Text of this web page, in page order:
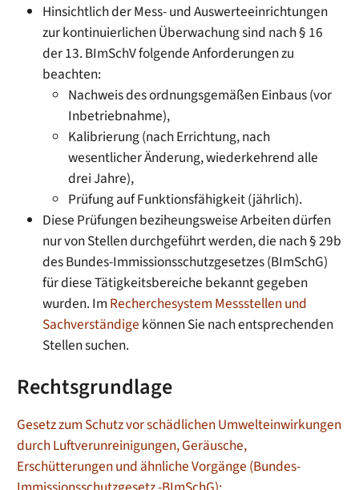
Hinsichtlich der Mess- und Auswerteeinrichtungen
zur kontinuierlichen Überwachung sind nach § 16
der 13. BImSchV folgende Anforderungen zu
beachten:
Nachweis des ordnungsgemäßen Einbaus (vor
Inbetriebnahme),
Kalibrierung (nach Errichtung, nach
wesentlicher Änderung, wiederkehrend alle
drei Jahre),
Prüfung auf Funktionsfähigkeit (jährlich).
Diese Prüfungen beziheungsweise Arbeiten dürfen
nur von Stellen durchgeführt werden, die nach § 29b
des Bundes-Immissionsschutzgesetzes (BImSchG)
für diese Tätigkeitsbereiche bekannt gegeben
wurden. Im Recherchesystem Messstellen und
Sachverständige können Sie nach entsprechenden
Stellen suchen.
Rechtsgrundlage
Gesetz zum Schutz vor schädlichen Umwelteinwirkungen
durch Luftverunreinigungen, Geräusche,
Erschütterungen und ähnliche Vorgänge (Bundes-